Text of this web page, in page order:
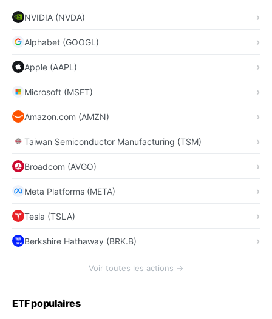
NVIDIA (NVDA)
Alphabet (GOOGL)
Apple (AAPL)
Microsoft (MSFT)
Amazon.com (AMZN)
Taiwan Semiconductor Manufacturing (TSM)
Broadcom (AVGO)
Meta Platforms (META)
Tesla (TSLA)
Berkshire Hathaway (BRK.B)
Voir toutes les actions →
ETF populaires